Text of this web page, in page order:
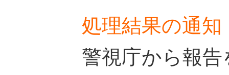
処理結果の通知
警視庁から報